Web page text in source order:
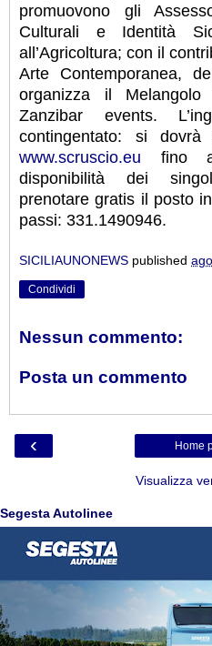
promuovono gli
Culturali e Identità
all’Agricoltura; con il
Arte Contemporanea,
organizza il
Zanzibar events.
contingentato: si
www.scruscio.eu fino
disponibilità dei
prenotare gratis il posto
passi: 331.1490946.
SICILIAUNONEWS published
Condividi
Nessun commento:
Posta un commento
‹ Home
Visualizza
Segesta Autolinee